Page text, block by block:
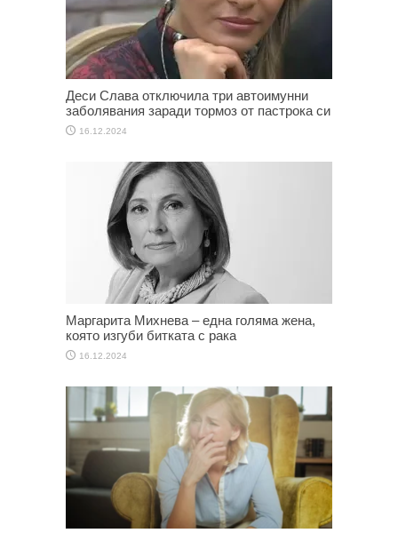
Деси Слава отключила три автоимунни
заболявания заради тормоз от пастрока си
16.12.2024
Маргарита Михнева – една голяма жена,
която изгуби битката с рака
16.12.2024